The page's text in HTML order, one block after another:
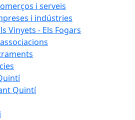
i serveis
i indústries
Vinyets - Els Fogars
Quintí